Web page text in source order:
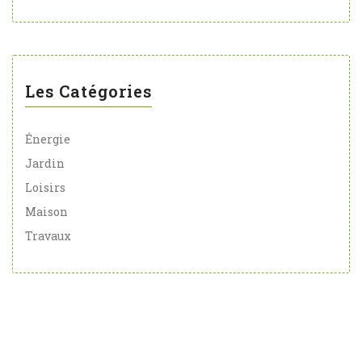
Les Catégories
Énergie
Jardin
Loisirs
Maison
Travaux